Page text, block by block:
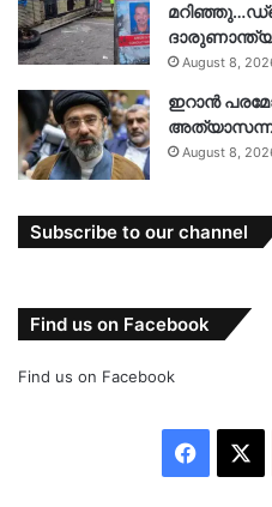
August 8,
ഇറാൻ
അത്യാസന്ന
August 8,
Subscribe to our channel
Find us on Facebook
Find us on Facebook